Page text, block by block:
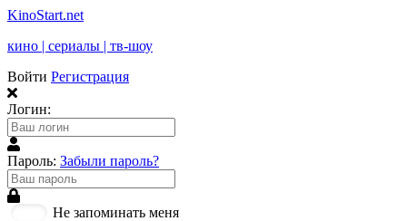
KinoStart.net
кино | сериалы | тв-шоу
Войти Регистрация
Логин:
Пароль: Забыли пароль?
Не запоминать меня